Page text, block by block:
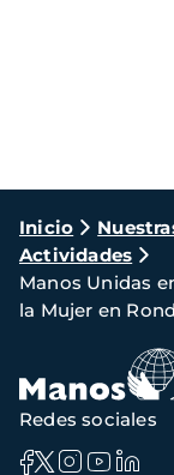
Ruta
de
Inicio
Actividades
Manos Unidas
la Mujer en
Redes sociales